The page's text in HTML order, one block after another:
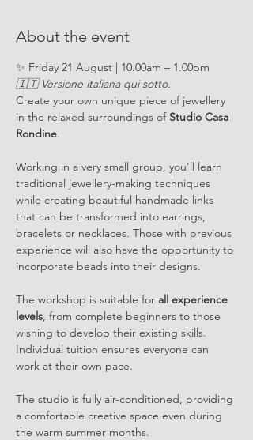
About the event
✨ Friday 21 August | 10.00am – 1.00pm
🇮🇹 Versione italiana qui sotto.
Create your own unique piece of jewellery
in the relaxed surroundings of Studio Casa
Rondine.
Working in a very small group, you'll learn
traditional jewellery-making techniques
while creating beautiful handmade links
that can be transformed into earrings,
bracelets or necklaces. Those with previous
experience will also have the opportunity to
incorporate beads into their designs.
The workshop is suitable for all experience
levels, from complete beginners to those
wishing to develop their existing skills.
Individual tuition ensures everyone can
work at their own pace.
The studio is fully air-conditioned, providing
a comfortable creative space even during
the warm summer months.